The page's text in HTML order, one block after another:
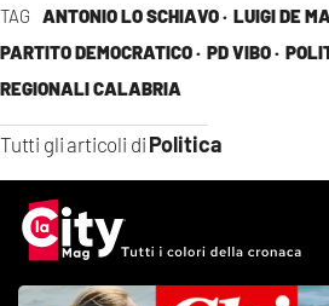
TAG ANTONIO LO SCHIAVO · LUIGI DE
PARTITO DEMOCRATICO · PD VIBO ·
REGIONALI CALABRIA
Tutti gli articoli di Politica